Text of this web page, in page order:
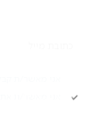
Academy תקנון